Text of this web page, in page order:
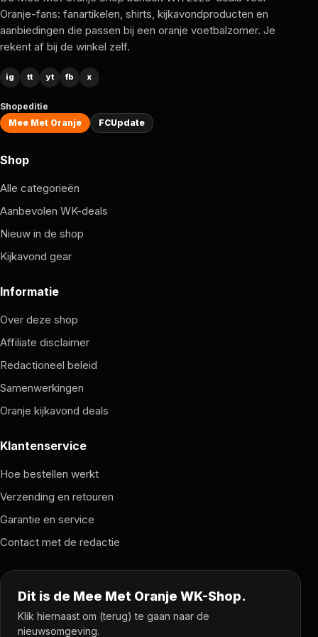
Oranje-fans: fanartikelen, shirts, kijkavondproducten en
aanbiedingen die passen bij een oranje voetbalzomer. Je
rekent af bij de winkel zelf.
ig tt yt fb x
Shopeditie
Mee Met Oranje
FCUpdate
Shop
Alle categorieën
Aanbevolen WK-deals
Nieuw in de shop
Kijkavond gear
Informatie
Over deze shop
Affiliate disclaimer
Redactioneel beleid
Samenwerkingen
Oranje kijkavond deals
Klantenservice
Hoe bestellen werkt
Verzending en retouren
Garantie en service
Contact met de redactie
Dit is de Mee Met Oranje WK-Shop.
Klik hiernaast om (terug) te gaan naar de
nieuwsomgeving.